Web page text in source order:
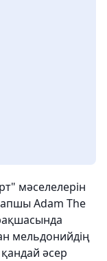
мәселелерін
Adam The
мельдонийдің
әсер